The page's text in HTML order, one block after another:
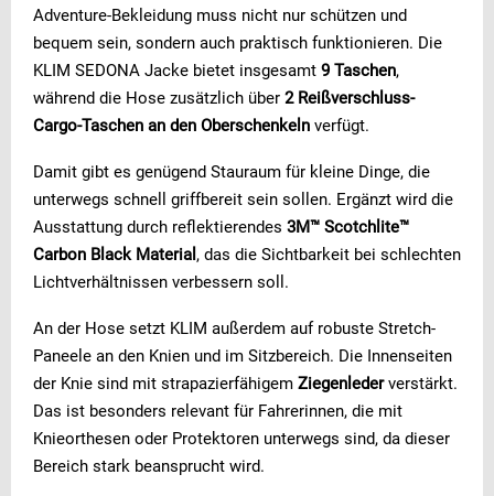
Adventure-Bekleidung muss nicht nur schützen und
bequem sein, sondern auch praktisch funktionieren. Die
KLIM SEDONA Jacke bietet insgesamt 9 Taschen,
während die Hose zusätzlich über 2 Reißverschluss-
Cargo-Taschen an den Oberschenkeln verfügt.
Damit gibt es genügend Stauraum für kleine Dinge, die
unterwegs schnell griffbereit sein sollen. Ergänzt wird die
Ausstattung durch reflektierendes 3M™ Scotchlite™
Carbon Black Material , das die Sichtbarkeit bei schlechten
Lichtverhältnissen verbessern soll.
An der Hose setzt KLIM außerdem auf robuste Stretch-
Paneele an den Knien und im Sitzbereich. Die Innenseiten
der Knie sind mit strapazierfähigem Ziegenlederverstärkt.
Das ist besonders relevant für Fahrerinnen, die mit
Knieorthesen oder Protektoren unterwegs sind, da dieser
Bereich stark beansprucht wird.